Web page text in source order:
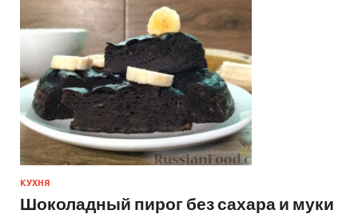
КУХНЯ
Шоколадный пирог без сахара и муки